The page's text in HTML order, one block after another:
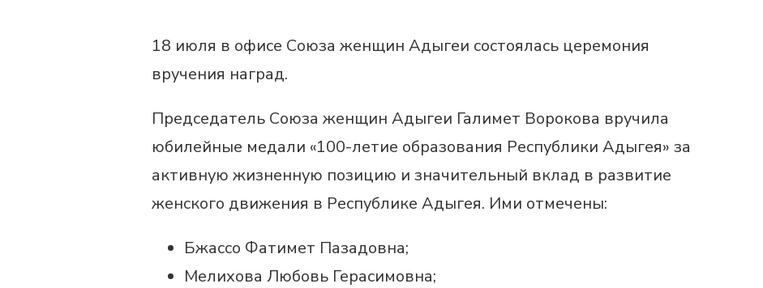
18 июля в офисе Союза женщин Адыгеи состоялась церемония
вручения наград.
Председатель Союза женщин Адыгеи Галимет Ворокова вручила
юбилейные медали «100-летие образования Республики Адыгея» за
активную жизненную позицию и значительный вклад в развитие
женского движения в Республике Адыгея. Ими отмечены:
Бжассо Фатимет Пазадовна;
Мелихова Любовь Герасимовна;